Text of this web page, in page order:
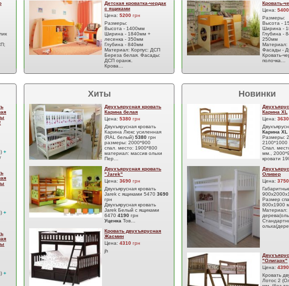
Детская кроватка-чердак
с ящиками
Цена: 5200 грн
Размеры:
Высота - 1400мм
Ширина - 1840мм +
лесенка - 350мм
Глубина - 840мм
Материал: Корпус: ДСП
Береза белая. Фасады:
ДСП оранж.
Крова…
Кровать-
Цена: 5400
Размеры:
Высота -
Ширина -
Глубина -
250мм
Материал:
Фасады -
Кровать-
полочка…
Хиты Новинки
+
+
+
Двухъярусная кровать
Карина белая
Цена: 5380 грн
Двухъярусная кровать
Карина Люкс усиленная
(RAL белый) 5380 грн
размеры: 2000*900
спал. место: 1900*800
материал: массив ольхи
Пер…
Двухъярусная кровать
"Jarek"
Цена: 3690 грн
Двухъярусная кровать
Jarek с ящиками 5470 3690
грн
Двухъярусная кровать
Jarek Белый с ящиками
6470 4190 грн
Уценка Тов…
Кровать двухъярусная
Жасмин
Цена: 4310 грн
jh
Карина XL
Цена: 3630
Карина XL
Размеры:
2100*1000
Спал.
мм.,
кровати
Оливер
Цена: 3750
Размер
800х1900
Материал:
"Олигарх"
Цена: 4390
Кровать
Лотос 2